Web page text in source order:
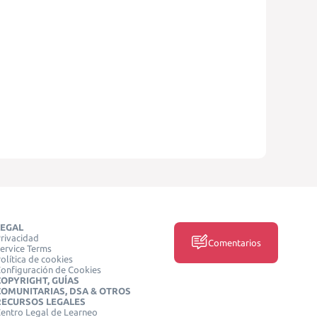
Terms
de cookies
de Cookies
GUÍAS
DSA & OTROS
LEGALES
Legal de Learneo
Comentarios